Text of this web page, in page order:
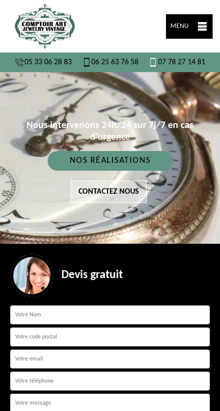
MENU
05 33 06 28 83 06 25 63 76 58 07 78 27 14 81
Nous intervenons 24h/24 sur 7j/7 en cas
d'urgence
NOS RÉALISATIONS
CONTACTEZ NOUS
Devis gratuit